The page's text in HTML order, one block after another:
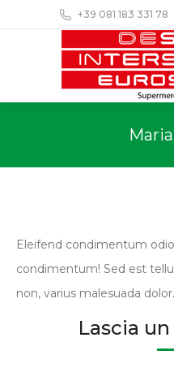
+39 081 183 331 78
Eleifend condimentum
condimentum! Sed est
non, varius malesuada dolor.
Lascia